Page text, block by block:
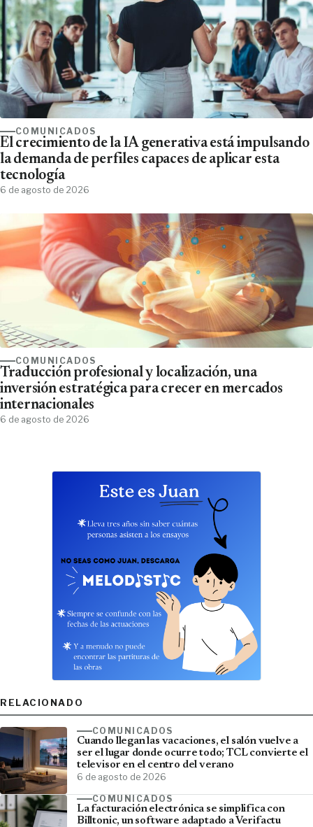
COMUNICADOS
El crecimiento de la IA generativa está impulsando
la demanda de perfiles capaces de aplicar esta
tecnología
6 de agosto de 2026
COMUNICADOS
Traducción profesional y localización, una
inversión estratégica para crecer en mercados
internacionales
6 de agosto de 2026
RELACIONADO
COMUNICADOS
Cuando llegan las vacaciones, el salón vuelve a
ser el lugar donde ocurre todo; TCL convierte el
televisor en el centro del verano
6 de agosto de 2026
COMUNICADOS
La facturación electrónica se simplifica con
Billtonic, un software adaptado a Verifactu